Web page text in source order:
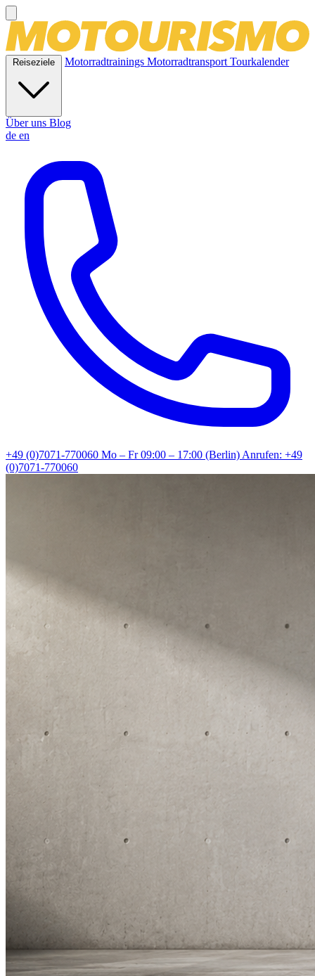
Reiseziele Motorradtrainings MotorradtransportTourkalender
Über uns Blog
de en
+49 (0)7071-770060 Mo – Fr 09:00 – 17:00 (Berlin)Anrufen: +49
(0)7071-770060